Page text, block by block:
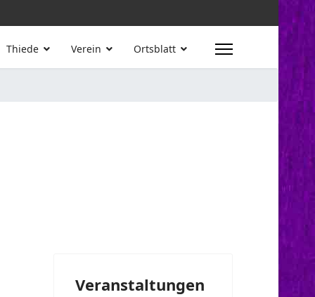
Thiede Verein Ortsblatt
Veranstaltungen